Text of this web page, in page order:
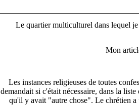
Le quartier multiculturel dans lequel
Mon
Les instances religieuses de toutes
demandait si c'était nécessaire, dans la
qu'il y avait "autre chose". Le chrétien a